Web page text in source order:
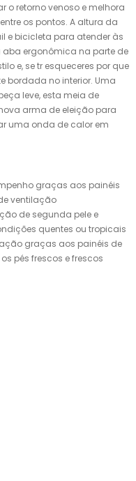
retorno venoso e melhora
os pontos. A altura da
e bicicleta para atender às
ergonômica na parte de
e, se tr esqueceres por que
bordada no interior. Uma
leve, esta meia de
arma de eleição para
uma onda de calor em
graças aos painéis
ventilação
de segunda pele e
quentes ou tropicais
graças aos painéis de
pés frescos e frescos